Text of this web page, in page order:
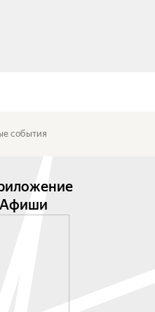
события
Афиши